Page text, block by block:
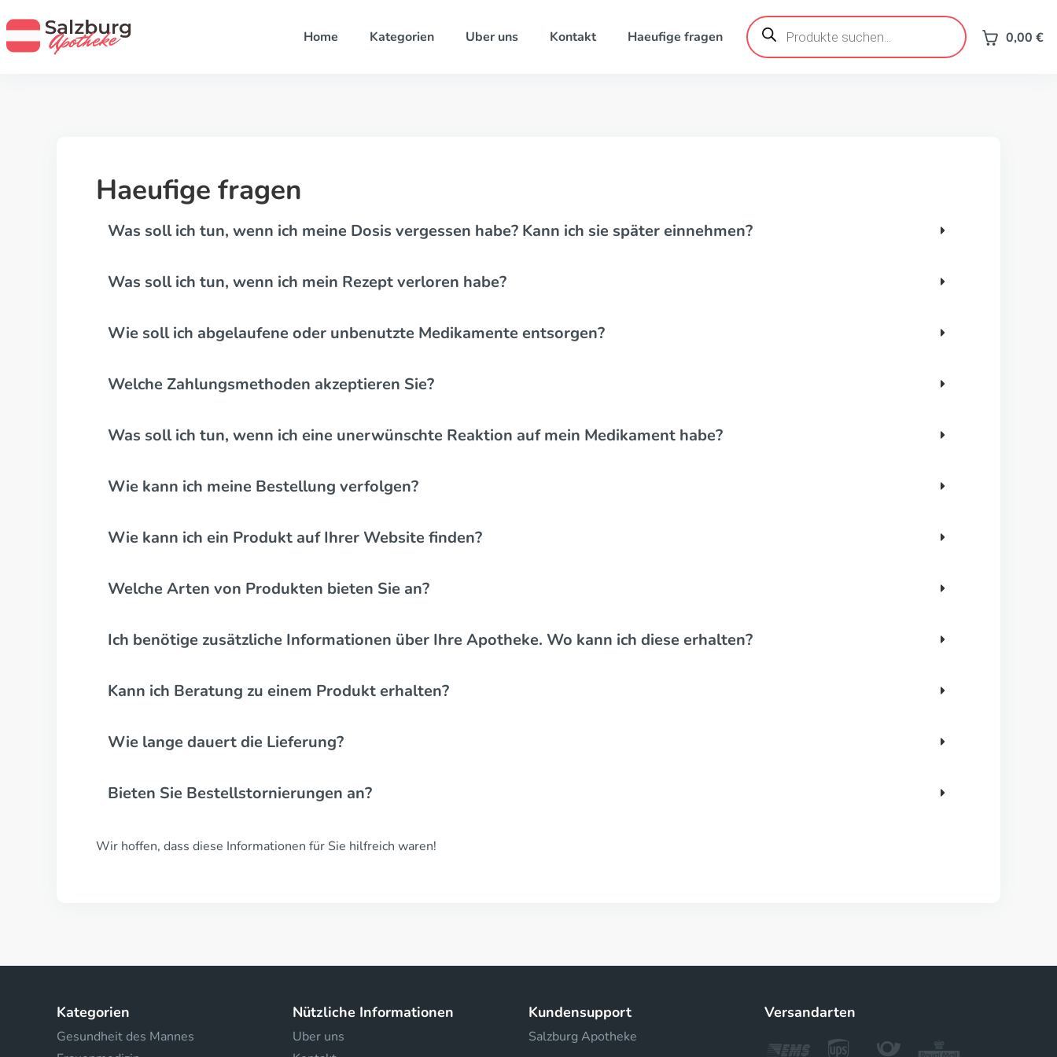
Home Kategorien Uber uns Kontakt Haeufige fragen
Products
search 0,00 €
Haeufige fragen
Was soll ich tun, wenn ich meine Dosis vergessen habe? Kann ich sie später einnehmen?
Was soll ich tun, wenn ich mein Rezept verloren habe?
Wie soll ich abgelaufene oder unbenutzte Medikamente entsorgen?
Welche Zahlungsmethoden akzeptieren Sie?
Was soll ich tun, wenn ich eine unerwünschte Reaktion auf mein Medikament habe?
Wie kann ich meine Bestellung verfolgen?
Wie kann ich ein Produkt auf Ihrer Website finden?
Welche Arten von Produkten bieten Sie an?
Ich benötige zusätzliche Informationen über Ihre Apotheke. Wo kann ich diese erhalten?
Kann ich Beratung zu einem Produkt erhalten?
Wie lange dauert die Lieferung?
Bieten Sie Bestellstornierungen an?
Wir hoffen, dass diese Informationen für Sie hilfreich waren!
Kategorien
Gesundheit des Mannes
Nützliche Informationen
Uber uns
Kundensupport
Salzburg Apotheke
Versandarten